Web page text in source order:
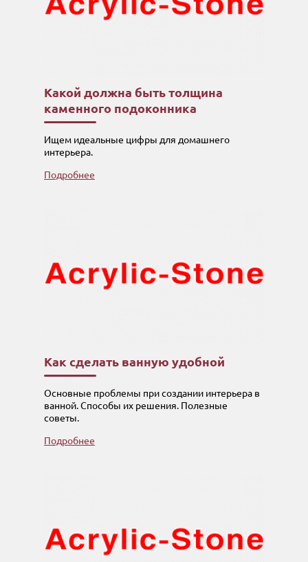
Какой должна быть толщина
каменного подоконника
Ищем идеальные цифры для домашнего
интерьера.
Подробнее
Как сделать ванную удобной
Основные проблемы при создании интерьера в
ванной. Способы их решения. Полезные
советы.
Подробнее